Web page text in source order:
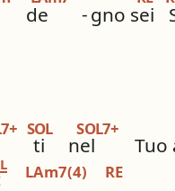
de -gno sei
ti
SOL
nel
SOL7+
Tuo
LAm7(4) RE